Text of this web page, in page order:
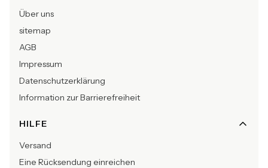
Über uns
sitemap
AGB
Impressum
Datenschutzerklärung
Information zur Barrierefreiheit
HILFE
Versand
Eine Rücksendung einreichen